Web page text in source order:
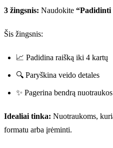
3 žingsnis: Naudokite “Padidinti
Šis žingsnis:
📈 Padidina raišką iki 4 kartų
🔍 Paryškina veido detales
✨ Pagerina bendrą
Idealiai tinka: Nuotraukoms,
formatu arba įrėminti.